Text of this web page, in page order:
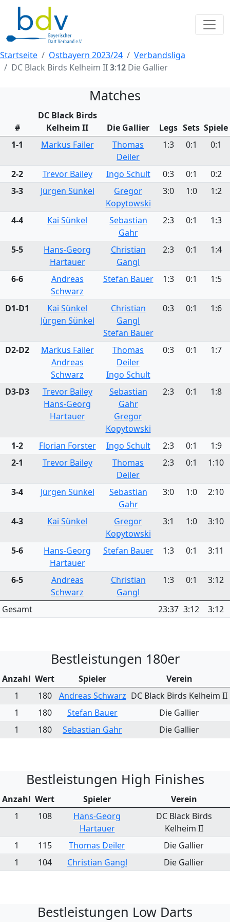
Startseite Ostbayern 2023/24
Verbandsliga
DC Black Birds Kelheim II3:12 Die Gallier
Matches
#
DC Black Birds
Kelheim II
Die Gallier Legs Sets Spiele
1-1
Markus Failer
Thomas
Deiler
1:3 0:1 0:1
2-2 Trevor Bailey Ingo Schult 0:3 0:1
0:2
3-3
Jürgen Sünkel
Gregor
Kopytowski
3:0 1:0 1:2
4-4 Kai Sünkel
Sebastian
Gahr
2:3 0:1 1:3
5-5
Hans-Georg
Hartauer
Christian
Gangl
2:3 0:1 1:4
6-6
Andreas
Schwarz
Stefan Bauer 1:3 0:1 1:5
D1-D1
Kai Sünkel
Jürgen Sünkel
Christian
Gangl
Stefan Bauer
0:3 0:1 1:6
D2-D2
Markus Failer
Andreas
Schwarz
Thomas
Deiler
Ingo Schult
0:3 0:1 1:7
D3-D3
Trevor Bailey
Hans-Georg
Hartauer
Sebastian
Gahr
Gregor
Kopytowski
2:3 0:1 1:8
1-2 Florian Forster Ingo Schult 2:3 0:1
1:9
2-1
Trevor Bailey
Thomas
Deiler
2:3 0:1 1:10
3-4 Jürgen Sünkel
Sebastian
Gahr
3:0 1:0 2:10
4-3 Kai Sünkel
Gregor
Kopytowski
3:1 1:0 3:10
5-6
Hans-Georg
Hartauer
Stefan Bauer 1:3 0:1 3:11
6-5
Andreas
Schwarz
Christian
Gangl
1:3 0:1 3:12
Gesamt 23:37 3:12 3:12
Bestleistungen 180er
Anzahl Wert Spieler
Verein
1
180 Andreas Schwarz DC Black Birds Kelheim II
1
180 Stefan Bauer
Die Gallier
1
180 Sebastian Gahr Die Gallier
Bestleistungen High Finishes
Anzahl Wert Spieler
Verein
1
108
Hans-Georg
Hartauer
DC Black Birds
Kelheim II
1
115 Thomas Deiler
Die Gallier
1
104 Christian Gangl Die Gallier
Bestleistungen Low Darts